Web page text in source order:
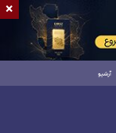
آرشیو
×